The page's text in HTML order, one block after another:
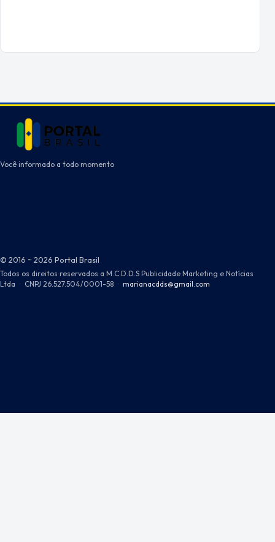
Você informado a todo momento
© 2016 ~ 2026 Portal Brasil
Todos os direitos reservados a M.C.D.D.S Publicidade Marketing e Notícias
Ltda · CNPJ 26.527.504/0001-58 · marianacdds@gmail.com